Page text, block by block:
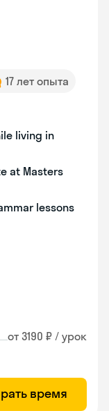
17 лет опыта
living in
at Masters
lessons
от 3190 ₽ / урок
время